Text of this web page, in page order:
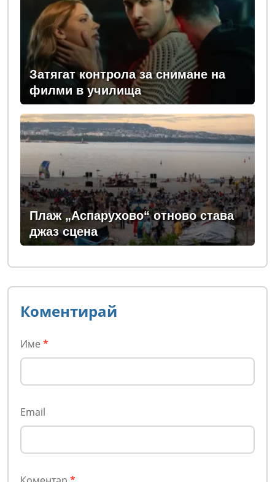
Затягат контрола за снимане на
филми в училища
Плаж „Аспарухово“ отново става
джаз сцена
Коментирай
Име *
Email